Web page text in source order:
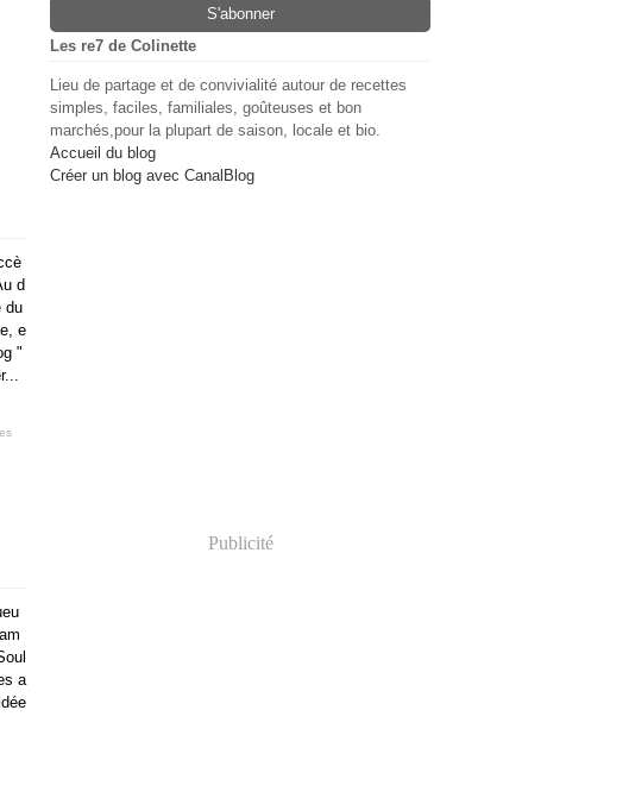
d
du
e
"
a
Les re7 de Colinette
Lieu de partage et de convivialité autour de recettes
simples, faciles, familiales, goûteuses et bon
marchés,pour la plupart de saison, locale et bio.
Accueil du blog
Créer un blog avec CanalBlog
Publicité